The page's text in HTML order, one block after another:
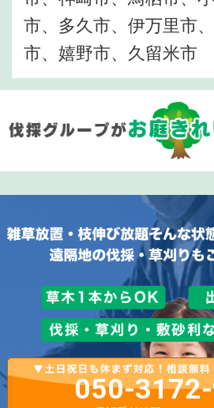
市、多久市、伊万里市
市、嬉野市、久留米市
050-